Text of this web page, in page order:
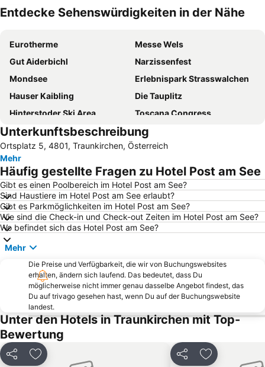
Entdecke Sehenswürdigkeiten in der Nähe
Eurotherme
Messe Wels
Gut Aiderbichl
Narzissenfest
Mondsee
Erlebnispark Strasswalchen
Hauser Kaibling
Die Tauplitz
Hinterstoder Ski Area
Toscana Congress
Hallstätter See
Schafbergbahn
Ramsau am Dachstein
Zoo Schmiding
Bad Ischl
Hauptbahnhof Wels
Skiflugschanze Kulm
Gleinkersee
Wurzeralm arena
Ödensee
Attersee-Schifffahrt
Stoderzinken
Fuschlsee
Messe Ried
Traunfall
Stadtplatz
Postalm Arena
Zwölferhorn
Seerose
Schiederweiher
Wolfgangseeschifffahrt
Fm4 Frequency Festival
Kaiservilla
Wildpark Kleefeld mit Streichelzoo
Salzkammergut Cultural Landscape
Unterkunftsbeschreibung
Ortsplatz 5, 4801, Traunkirchen, Österreich
Mehr
Häufig gestellte Fragen zu Hotel Post am See
Gibt es einen Poolbereich im Hotel Post am See?
Sind Haustiere im Hotel Post am See erlaubt?
Gibt es Parkmöglichkeiten im Hotel Post am See?
Wie sind die Check-in und Check-out Zeiten im Hotel Post am See?
Wo befindet sich das Hotel Post am See?
Mehr
Die Preise und Verfügbarkeit, die wir von Buchungswebsites
erhalten, ändern sich laufend. Das bedeutet, dass Du
möglicherweise nicht immer genau dasselbe Angebot findest, das
Du auf trivago gesehen hast, wenn Du auf der Buchungswebsite
landest.
Unter den Hotels in Traunkirchen mit Top-
Bewertung
Teilen Zu Favoriten hinzufügen Teilen Zu Favoriten